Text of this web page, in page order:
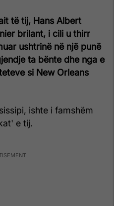
të tij, Hans Albert
brilant, i cili u thirr
ushtrinë në një punë
ta bënte dhe nga e
si New Orleans
ishte i famshëm
e tij.